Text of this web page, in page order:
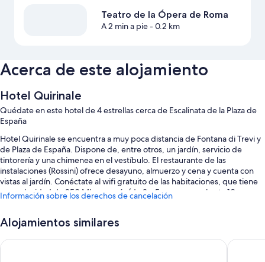
Teatro de la Ópera de Roma
A 2 min a pie- 0.2 km
Acerca de este alojamiento
Hotel Quirinale
Quédate en este hotel de 4 estrellas cerca de Escalinata de la Plaza de
España
Hotel Quirinale se encuentra a muy poca distancia de Fontana di Trevi y
de Plaza de España. Dispone de, entre otros, un jardín, servicio de
tintorería y una chimenea en el vestíbulo. El restaurante de las
instalaciones (Rossini) ofrece desayuno, almuerzo y cena y cuenta con
vistas al jardín. Conéctate al wifi gratuito de las habitaciones, que tiene
una velocidad de 250 Mbps o más (de 3 a 5 personas, o hasta 10
Estos son otros servicios:
Servicio de limusina o coche con chófer, asistencia turística y para la
Información sobre los derechos de cancelación
Alojamientos similares
The Hive Hotel UNA